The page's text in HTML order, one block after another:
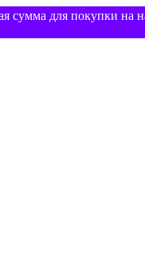
сумма для покупки на